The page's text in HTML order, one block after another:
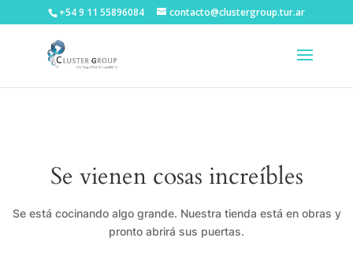
+54 9 11 55896084 contacto@clustergroup.tur.ar
Se vienen cosas increíbles
Se está cocinando algo grande. Nuestra tienda está en obras y
pronto abrirá sus puertas.